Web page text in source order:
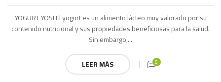
YOGURT YOSI El yogurt es un alimento lácteo muy valorado por su
contenido nutricional y sus propiedades beneficiosas para la salud.
Sin embargo,...
LEER MÁS
0